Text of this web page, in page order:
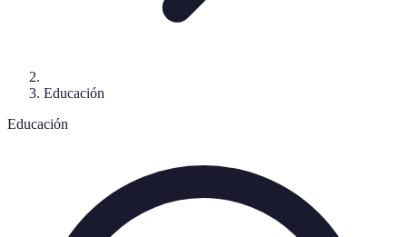
Educación
Educación